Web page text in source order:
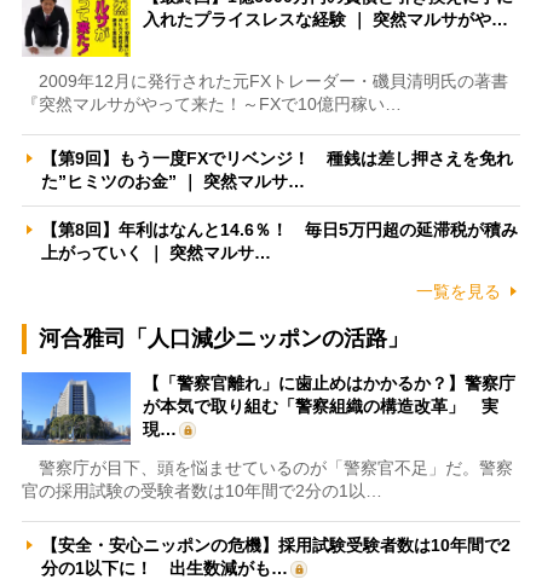
入れたプライスレスな経験 ｜ 突然マルサがや…
2009年12月に発行された元FXトレーダー・磯貝清明氏の著書
『突然マルサがやって来た！～FXで10億円稼い…
【第9回】もう一度FXでリベンジ！ 種銭は差し押さえを免れ
た”ヒミツのお金” ｜ 突然マルサ…
【第8回】年利はなんと14.6％！ 毎日5万円超の延滞税が積み
上がっていく ｜ 突然マルサ…
一覧を見る
河合雅司「人口減少ニッポンの活路」
【「警察官離れ」に歯止めはかかるか？】警察庁
が本気で取り組む「警察組織の構造改革」 実
現…
警察庁が目下、頭を悩ませているのが「警察官不足」だ。警察
官の採用試験の受験者数は10年間で2分の1以…
【安全・安心ニッポンの危機】採用試験受験者数は10年間で2
分の1以下に！ 出生数減がも…